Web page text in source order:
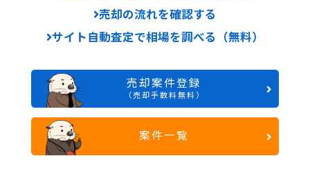
売却の流れを確認する
サイト自動査定で相場を調べる（無料）
売却案件登録
（売却手数料無料）
案件一覧